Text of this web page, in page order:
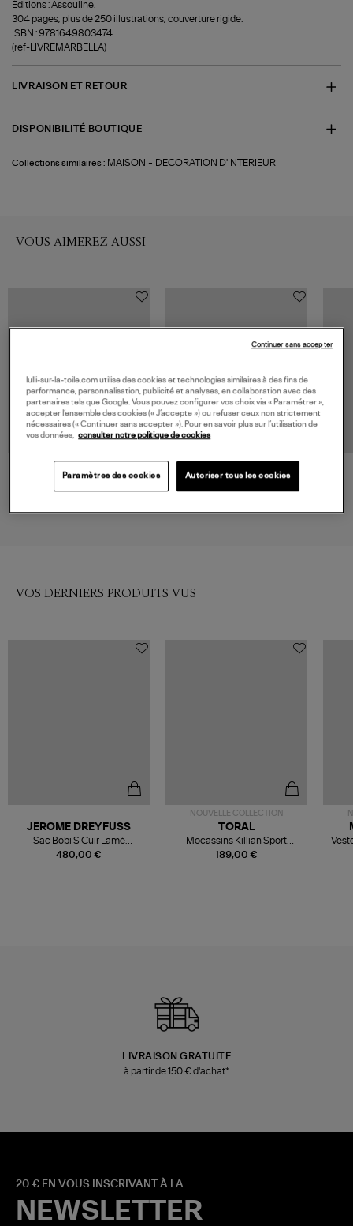
Éditions : Assouline.
304 pages, plus de 250 illustrations, couverture rigide.
ISBN : 9781649803474.
(ref-LIVREMARBELLA)
LIVRAISON ET RETOUR
DISPONIBILITÉ BOUTIQUE
Collections similaires : MAISON - DECORATION D'INTERIEUR
VOUS AIMEREZ AUSSI
ASSOULINE
Livre Santo Domingo
ASSOULINE
VOS DERNIERS PRODUITS VUS
480,00 €
JEROME DREYFUSS
Sac Bobi S Cuir Lamé
Champagne
NOUVELLE COLLECTION
189,00 €
TORAL
Mocassins Killian Sport
Mousse
LIVRAISON GRATUITE
à partir de 150 € d'achat*
20 € EN VOUS INSCRIVANT À LA
NEWSLETTER
lulli-sur-la-toile.com utilise des cookies et technologies similaires à des fins de
performance, personnalisation, publicité et analyses, en collaboration avec des
partenaires tels que Google. Vous pouvez configurer vos choix via « Paramétrer »,
accepter l’ensemble des cookies (« J’accepte ») ou refuser ceux non strictement
nécessaires (« Continuer sans accepter »). Pour en savoir plus sur l’utilisation de
vos données,
consulter notre politique de cookies
Paramètres des cookies Autoriser tous les cookies
Continuer sans accepter